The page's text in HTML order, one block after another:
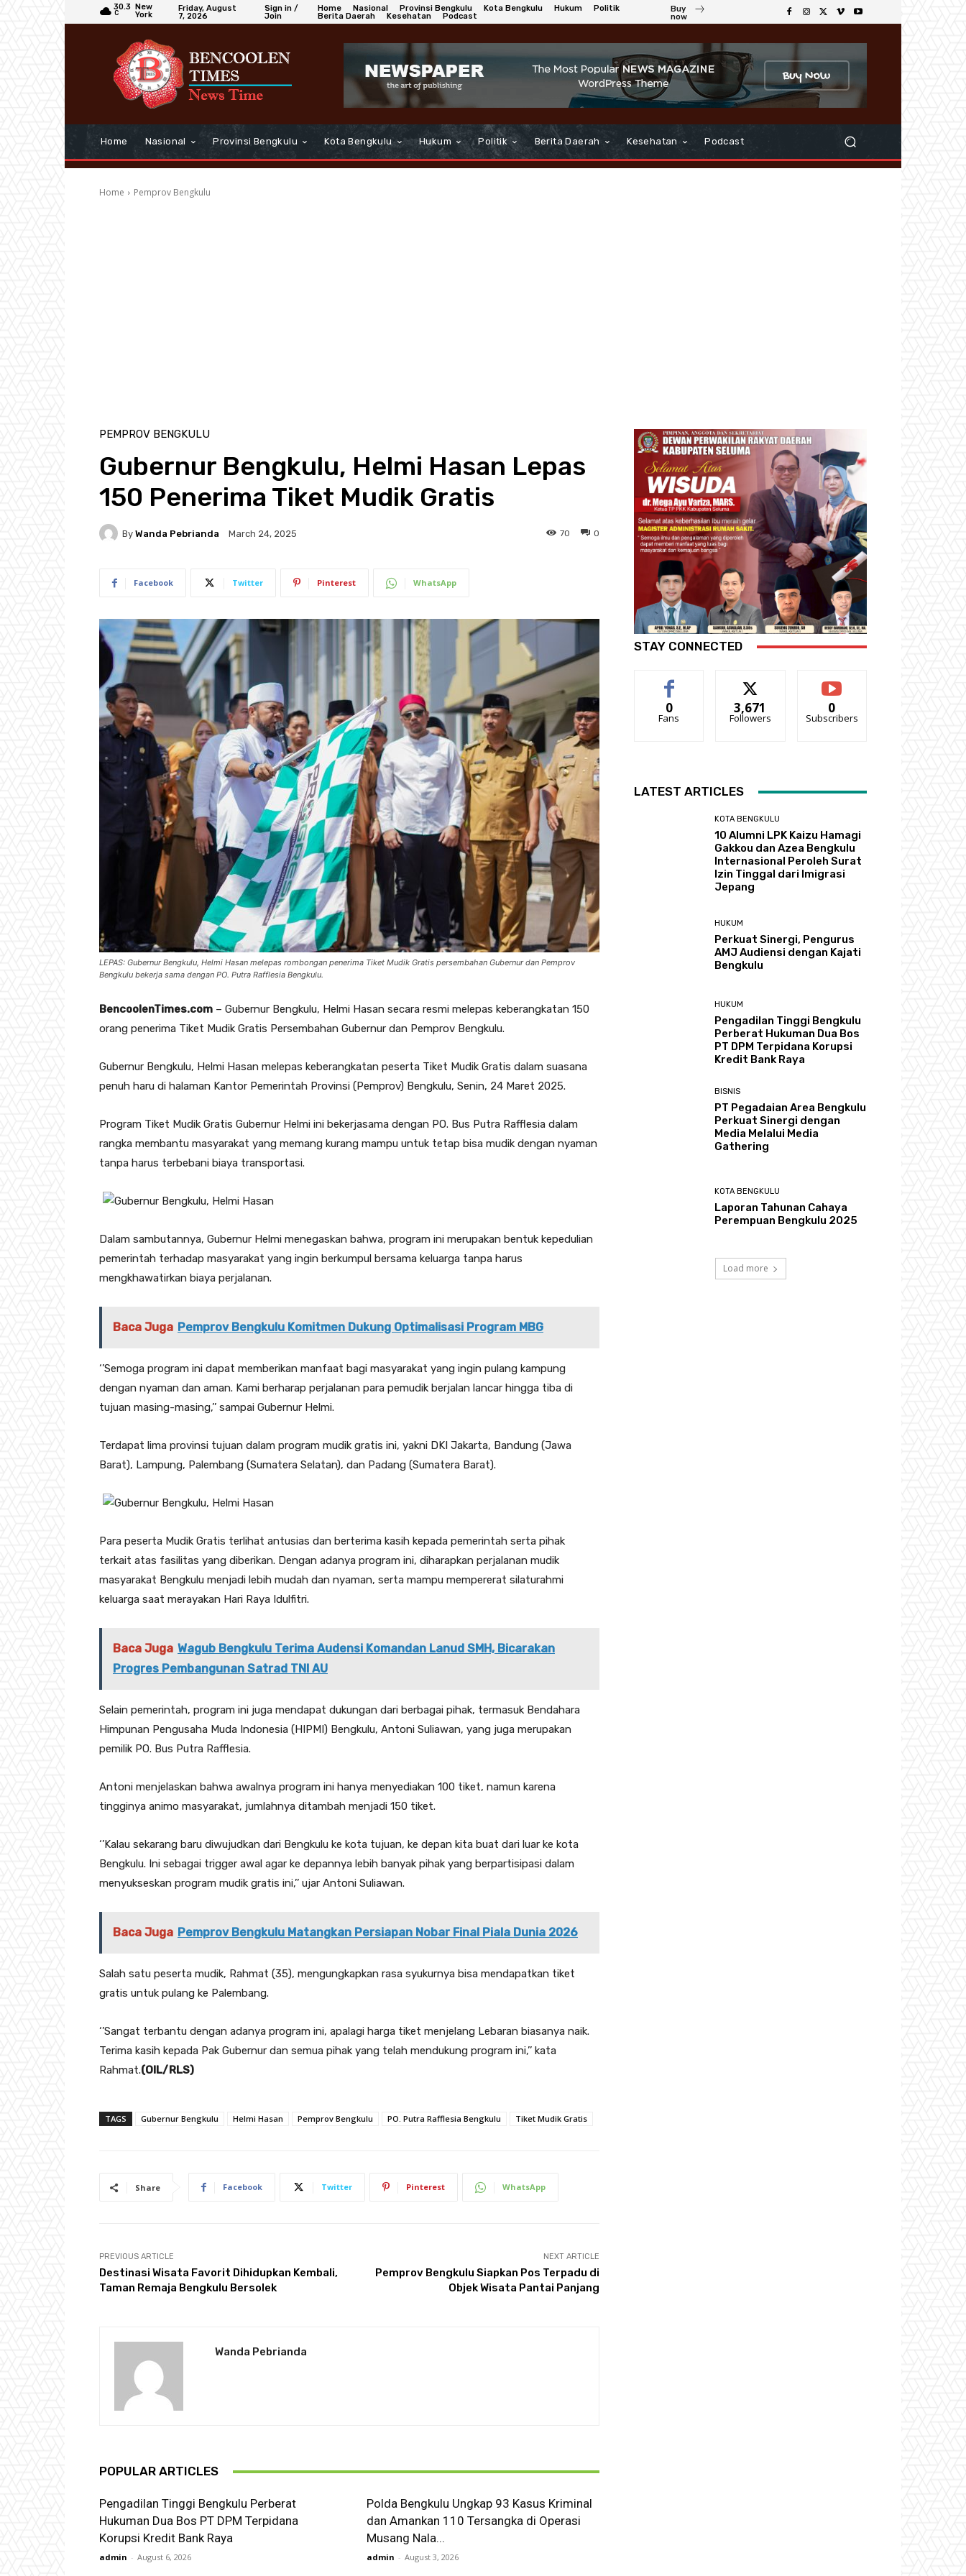
30.3
C
New
York
Friday, August
7, 2026
Sign in /
Join
Home Nasional Provinsi Bengkulu Kota Bengkulu Hukum
Politik
Berita Daerah
Kesehatan Podcast
Buy
now
Home Nasional Provinsi Bengkulu Kota Bengkulu Hukum Politik Berita Daerah Kesehatan Podcast
Home Pemprov Bengkulu
PEMPROV BENGKULU
Gubernur Bengkulu, Helmi Hasan Lepas
150 Penerima Tiket Mudik Gratis
By Wanda Pebrianda March 24, 2025 0
70
Facebook Twitter Pinterest WhatsApp
LEPAS: Gubernur Bengkulu, Helmi Hasan melepas rombongan penerima Tiket Mudik Gratis persembahan Gubernur dan Pemprov
Bengkulu bekerja sama dengan PO. Putra Rafflesia Bengkulu.
BencoolenTimes.com – Gubernur Bengkulu, Helmi Hasan secara resmi melepas keberangkatan 150
orang penerima Tiket Mudik Gratis Persembahan Gubernur dan Pemprov Bengkulu.
Gubernur Bengkulu, Helmi Hasan melepas keberangkatan peserta Tiket Mudik Gratis dalam suasana
penuh haru di halaman Kantor Pemerintah Provinsi (Pemprov) Bengkulu, Senin, 24 Maret 2025.
Program Tiket Mudik Gratis Gubernur Helmi ini bekerjasama dengan PO. Bus Putra Rafflesia dalam
rangka membantu masyarakat yang memang kurang mampu untuk tetap bisa mudik dengan nyaman
tanpa harus terbebani biaya transportasi.
Dalam sambutannya, Gubernur Helmi menegaskan bahwa, program ini merupakan bentuk kepedulian
pemerintah terhadap masyarakat yang ingin berkumpul bersama keluarga tanpa harus
mengkhawatirkan biaya perjalanan.
Baca Juga Pemprov Bengkulu Komitmen Dukung Optimalisasi Program MBG
‘’Semoga program ini dapat memberikan manfaat bagi masyarakat yang ingin pulang kampung
dengan nyaman dan aman. Kami berharap perjalanan para pemudik berjalan lancar hingga tiba di
tujuan masing-masing,’’ sampai Gubernur Helmi.
Terdapat lima provinsi tujuan dalam program mudik gratis ini, yakni DKI Jakarta, Bandung (Jawa
Barat), Lampung, Palembang (Sumatera Selatan), dan Padang (Sumatera Barat).
Para peserta Mudik Gratis terlihat antusias dan berterima kasih kepada pemerintah serta pihak
terkait atas fasilitas yang diberikan. Dengan adanya program ini, diharapkan perjalanan mudik
masyarakat Bengkulu menjadi lebih mudah dan nyaman, serta mampu mempererat silaturahmi
keluarga saat merayakan Hari Raya Idulfitri.
Baca Juga Wagub Bengkulu Terima Audensi Komandan Lanud SMH, Bicarakan
Progres Pembangunan Satrad TNI AU
Selain pemerintah, program ini juga mendapat dukungan dari berbagai pihak, termasuk Bendahara
Himpunan Pengusaha Muda Indonesia (HIPMI) Bengkulu, Antoni Suliawan, yang juga merupakan
pemilik PO. Bus Putra Rafflesia.
Antoni menjelaskan bahwa awalnya program ini hanya menyediakan 100 tiket, namun karena
tingginya animo masyarakat, jumlahnya ditambah menjadi 150 tiket.
‘’Kalau sekarang baru diwujudkan dari Bengkulu ke kota tujuan, ke depan kita buat dari luar ke kota
Bengkulu. Ini sebagai trigger awal agar ke depannya lebih banyak pihak yang berpartisipasi dalam
menyukseskan program mudik gratis ini,’’ ujar Antoni Suliawan.
Baca Juga Pemprov Bengkulu Matangkan Persiapan Nobar Final Piala Dunia 2026
Salah satu peserta mudik, Rahmat (35), mengungkapkan rasa syukurnya bisa mendapatkan tiket
gratis untuk pulang ke Palembang.
‘’Sangat terbantu dengan adanya program ini, apalagi harga tiket menjelang Lebaran biasanya naik.
Terima kasih kepada Pak Gubernur dan semua pihak yang telah mendukung program ini,’’ kata
Rahmat.(OIL/RLS)
TAGS Gubernur Bengkulu Helmi Hasan Pemprov Bengkulu PO. Putra Rafflesia Bengkulu Tiket Mudik Gratis
Share Facebook Twitter Pinterest WhatsApp
PREVIOUS ARTICLE
Destinasi Wisata Favorit Dihidupkan Kembali,
Taman Remaja Bengkulu Bersolek
NEXT ARTICLE
Pemprov Bengkulu Siapkan Pos Terpadu di
Objek Wisata Pantai Panjang
Wanda Pebrianda
POPULAR ARTICLES
Pengadilan Tinggi Bengkulu Perberat
Hukuman Dua Bos PT DPM Terpidana
Korupsi Kredit Bank Raya
admin - August 6, 2026
Polda Bengkulu Ungkap 93 Kasus Kriminal
dan Amankan 110 Tersangka di Operasi
Musang Nala...
admin - August 3, 2026
STAY CONNECTED
0
Fans
3,671
Followers
0
Subscribers
LATEST ARTICLES
KOTA BENGKULU
‎10 Alumni LPK Kaizu Hamagi
Gakkou dan Azea Bengkulu
Internasional Peroleh Surat
Izin Tinggal dari Imigrasi
Jepang
HUKUM
Perkuat Sinergi, Pengurus
AMJ Audiensi dengan Kajati
Bengkulu
HUKUM
Pengadilan Tinggi Bengkulu
Perberat Hukuman Dua Bos
PT DPM Terpidana Korupsi
Kredit Bank Raya
BISNIS
PT Pegadaian Area Bengkulu
Perkuat Sinergi dengan
Media Melalui Media
Gathering
KOTA BENGKULU
Laporan Tahunan Cahaya
Perempuan Bengkulu 2025
Load more